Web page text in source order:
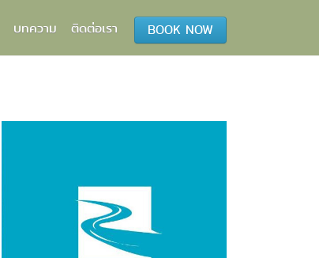
BOOK NOW
บทความ ติดต่อเรา